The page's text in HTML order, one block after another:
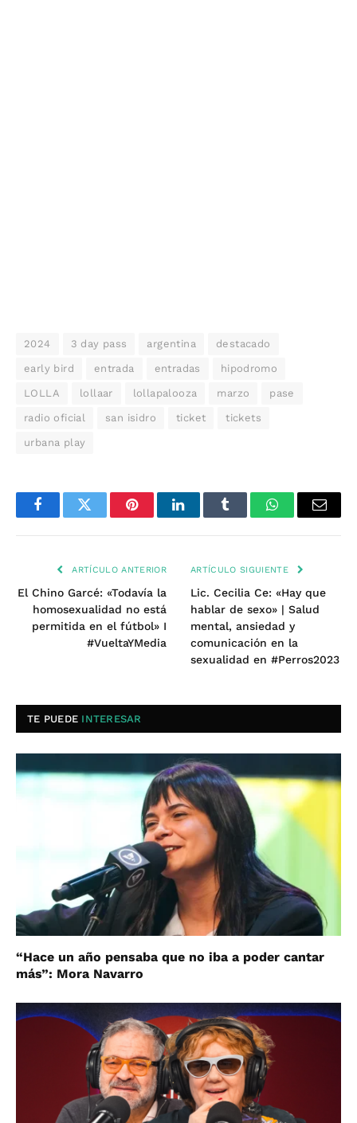
2024 3 day pass argentina destacado
early bird entrada entradas hipodromo
LOLLA lollaar lollapalooza marzo pase
radio oficial san isidro ticket tickets
urbana play
FacebookTwitter PinterestLinkedInTumblr WhatsAppEmail
ARTÍCULO ANTERIOR
El Chino Garcé: «Todavía la
homosexualidad no está
permitida en el fútbol» I
#VueltaYMedia
ARTÍCULO SIGUIENTE
Lic. Cecilia Ce: «Hay que
hablar de sexo» | Salud
mental, ansiedad y
comunicación en la
sexualidad en #Perros2023
TE PUEDE INTERESAR
“Hace un año pensaba que no iba a poder cantar
más”: Mora Navarro